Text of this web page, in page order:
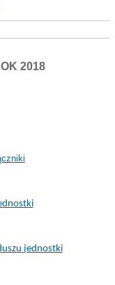
2018
jednostki